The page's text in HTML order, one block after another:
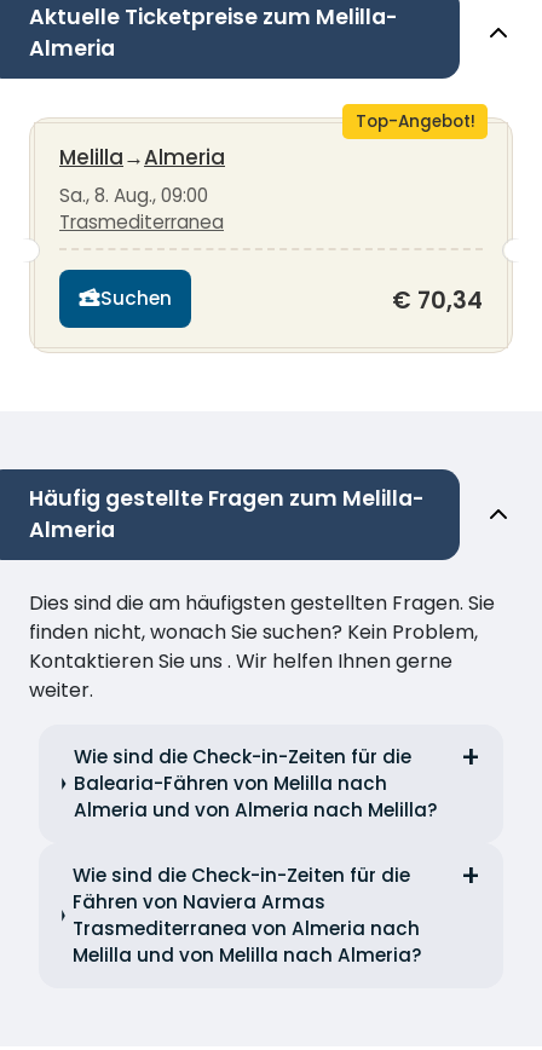
Aktuelle Ticketpreise zum Melilla-
Almeria
Top-Angebot!
Melilla→Almeria
Sa., 8. Aug., 09:00
Trasmediterranea
Suchen € 70,34
Häufig gestellte Fragen zum Melilla-
Almeria
Dies sind die am häufigsten gestellten Fragen. Sie
finden nicht, wonach Sie suchen? Kein Problem,
Kontaktieren Sie uns . Wir helfen Ihnen gerne
weiter.
Wie sind die Check-in-Zeiten für die
Balearia-Fähren von Melilla nach
Almeria und von Almeria nach Melilla?
Wie sind die Check-in-Zeiten für die
Fähren von Naviera Armas
Trasmediterranea von Almeria nach
Melilla und von Melilla nach Almeria?